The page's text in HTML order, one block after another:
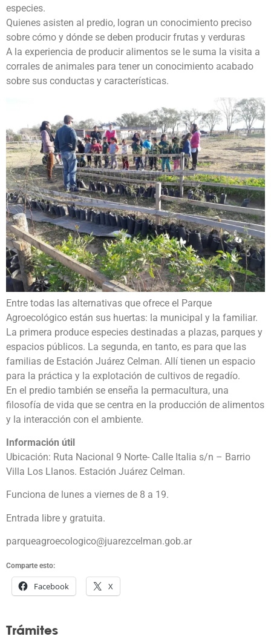
especies.
Quienes asisten al predio, logran un conocimiento preciso
sobre cómo y dónde se deben producir frutas y verduras
A la experiencia de producir alimentos se le suma la visita a
corrales de animales para tener un conocimiento acabado
sobre sus conductas y características.
Entre todas las alternativas que ofrece el Parque
Agroecológico están sus huertas: la municipal y la familiar.
La primera produce especies destinadas a plazas, parques y
espacios públicos. La segunda, en tanto, es para que las
familias de Estación Juárez Celman. Allí tienen un espacio
para la práctica y la explotación de cultivos de regadío.
En el predio también se enseña la permacultura, una
filosofía de vida que se centra en la producción de alimentos
y la interacción con el ambiente.
Información útil
Ubicación: Ruta Nacional 9 Norte- Calle Italia s/n – Barrio
Villa Los Llanos. Estación Juárez Celman.
Funciona de lunes a viernes de 8 a 19.
Entrada libre y gratuita.
parqueagroecologico@juarezcelman.gob.ar
Comparte esto:
Facebook X
Trámites